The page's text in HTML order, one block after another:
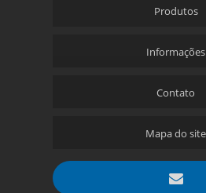
Produtos
Informações
Contato
Mapa do site